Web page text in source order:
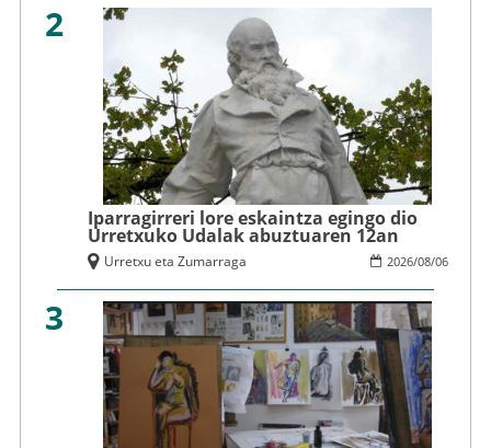
2
Iparragirreri lore eskaintza egingo dio
Urretxuko Udalak abuztuaren 12an
2026/08/06
Urretxu eta Zumarraga
3